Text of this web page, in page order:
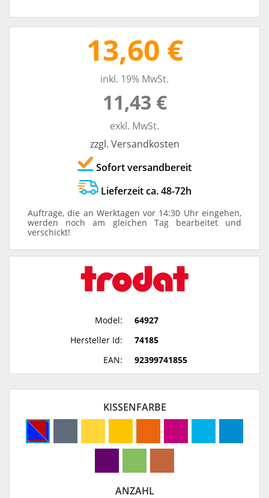
13,60 €
inkl. 19% MwSt.
11,43 €
exkl. MwSt.
zzgl. Versandkosten
Sofort versandbereit
Lieferzeit ca. 48-72h
Aufträge, die an Werktagen vor 14:30 Uhr eingehen,
werden noch am gleichen Tag bearbeitet und
verschickt!
Model:
64927
Hersteller Id:
74185
EAN:
92399741855
KISSENFARBE
ANZAHL